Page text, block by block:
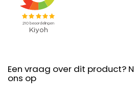
Een vraag over dit product?
ons op